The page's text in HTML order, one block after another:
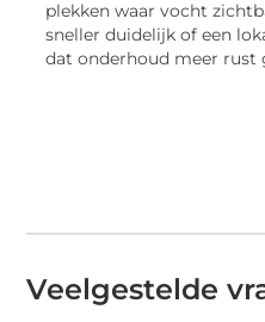
plekken waar vocht
sneller duidelijk of een
dat onderhoud meer rust
Veelgestelde